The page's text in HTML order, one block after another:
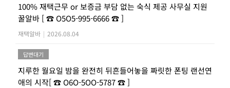
100% 재택근무 or 보증금 부담 없는 숙식 제공 사무실 지원
꿀알바 [ ☎ O5O5-995-6666 ☎ ]
재택알바 | 2026.08.04
답변대기
지루한 월요일 밤을 완전히 뒤흔들어놓을 짜릿한 폰팅 랜선연
애의 시작[ ☎ O6O-5OO-5787 ☎ ]